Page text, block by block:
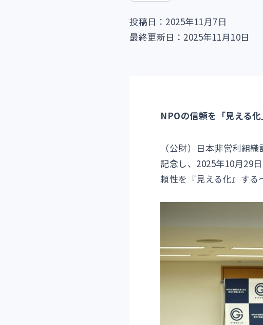
投稿日：2025年11月7日
最終更新日：2025年11月10日
NPOの信頼を「見える
（公財）日本非営利組
記念し、2025年10月29
頼性を『見える化』する